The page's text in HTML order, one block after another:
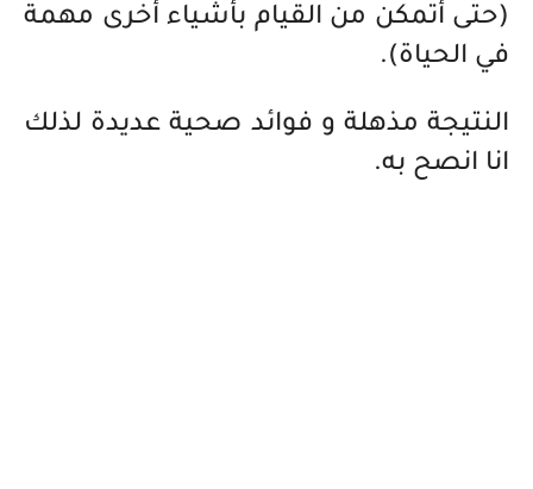
(حتى أتمكن من القيام بأشياء أخرى مهمة
في الحياة).
النتيجة مذهلة و فوائد صحية عديدة لذلك
انا انصح به.